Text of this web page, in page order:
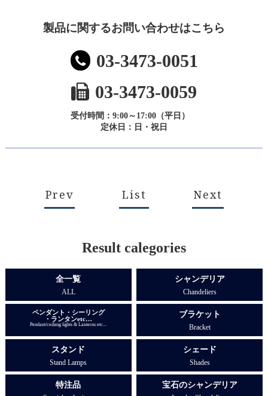
製品に関するお問い合わせはこちら
03-3473-0051
03-3473-0059
受付時間：9:00～17:00（平日）
定休日：日・祝日
Prev Next
List
Result calegories
全一覧
ALL
シャンデリア
Chandeliers
ペンダント・シーリング
・ランタンetc…
Pendant/ceilimg lights & Lanterns etc...
ブラケット
Bracket
スタンド
Stand Lamps
シェード
Shades
特注品 宝石のシャンデリア